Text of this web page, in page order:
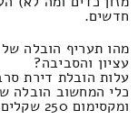
חדשים.
מהו תעריף הובלה
עציון והסביבה?
עלות הובלת דירת
ומקסימום 250 שקלים.